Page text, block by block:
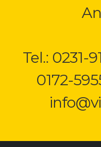
Tel.: 0231-
0172-